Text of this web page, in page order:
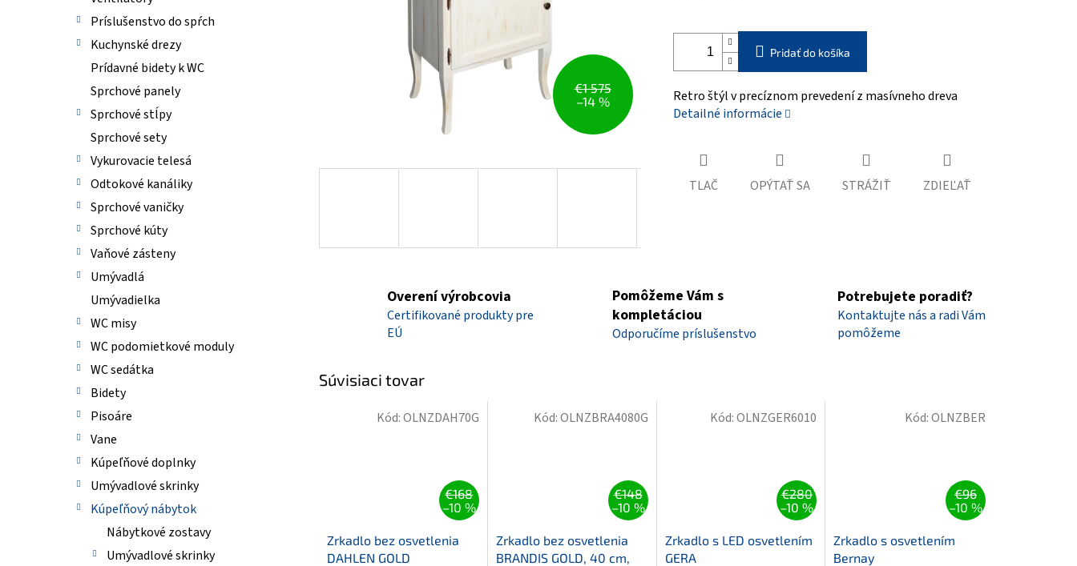
Príslušenstvo do spŕch
Kuchynské drezy
Prídavné bidety k WC
Sprchové panely
Sprchové stĺpy
Sprchové sety
Vykurovacie telesá
Odtokové kanáliky
Sprchové vaničky
Sprchové kúty
Vaňové zásteny
Umývadlá
Umývadielka
WC misy
WC podomietkové moduly
WC sedátka
Bidety
Pisoáre
Vane
Kúpeľňové doplnky
Umývadlové skrinky
Kúpeľňový nábytok
Nábytkové zostavy
Umývadlové skrinky
€1 575
–14 %
Pridať do košíka
Retro štýl v precíznom prevedení z masívneho dreva
Detailné informácie
TLAČ OPÝTAŤ SA STRÁŽIŤ ZDIEĽAŤ
Overení výrobcovia
Certifikované produkty pre
EÚ
Pomôžeme Vám s
kompletáciou
Odporučíme príslušenstvo
Potrebujete poradiť?
Kontaktujte nás a radi Vám
pomôžeme
Súvisiaci tovar
€168
–10 %
Zrkadlo bez osvetlenia
DAHLEN GOLD
Kód:OLNZDAH70G
€148
–10 %
Zrkadlo bez osvetlenia
BRANDIS GOLD, 40 cm,
Kód:OLNZBRA4080G
€280
–10 %
Zrkadlo s LED osvetlením
GERA
Kód:OLNZGER6010
€96
–10 %
Zrkadlo s osvetlením
Bernay
Kód:OLNZBER